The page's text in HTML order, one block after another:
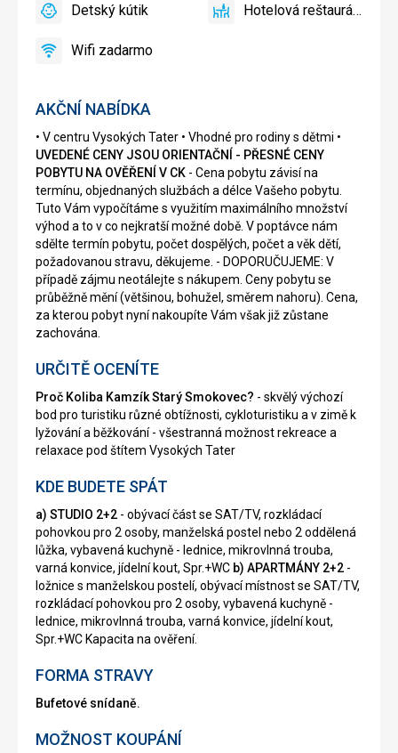
AKČNÍ NABÍDKA
• V centru Vysokých Tater • Vhodné pro rodiny s dětmi •
UVEDENÉ CENY JSOU ORIENTAČNÍ - PŘESNÉ CENY
POBYTU NA OVĚŘENÍ V CK - Cena pobytu závisí na
termínu, objednaných službách a délce Vašeho pobytu.
Tuto Vám vypočítáme s využitím maximálního množství
výhod a to v co nejkratší možné době. V poptávce nám
sdělte termín pobytu, počet dospělých, počet a věk dětí,
požadovanou stravu, děkujeme. - DOPORUČUJEME: V
případě zájmu neotálejte s nákupem. Ceny pobytu se
průběžně mění (většinou, bohužel, směrem nahoru). Cena,
za kterou pobyt nyní nakoupíte Vám však již zůstane
zachována.
URČITĚ OCENÍTE
Proč Koliba Kamzík Starý Smokovec? - skvělý výchozí
bod pro turistiku různé obtížnosti, cykloturistiku a v zimě k
lyžování a běžkování - všestranná možnost rekreace a
relaxace pod štítem Vysokých Tater
KDE BUDETE SPÁT
a) STUDIO 2+2 - obývací část se SAT/TV, rozkládací
pohovkou pro 2 osoby, manželská postel nebo 2 oddělená
lůžka, vybavená kuchyně - lednice, mikrovlnná trouba,
varná konvice, jídelní kout, Spr.+WC b) APARTMÁNY 2+2 -
ložnice s manželskou postelí, obývací místnost se SAT/TV,
rozkládací pohovkou pro 2 osoby, vybavená kuchyně -
lednice, mikrovlnná trouba, varná konvice, jídelní kout,
Spr.+WC Kapacita na ověření.
FORMA STRAVY
Bufetové snídaně.
MOŽNOST KOUPÁNÍ
DetskýDetský kútik
áno
HotelováHotelová reštaurácia
áno
Wifi
Wifi zadarmo
áno